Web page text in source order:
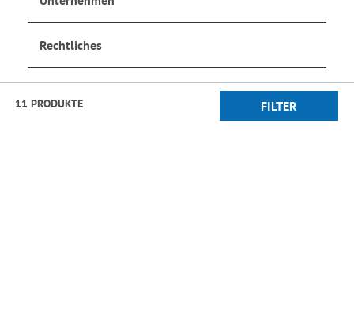
11 PRODUKTE FILTER
Rechtliches